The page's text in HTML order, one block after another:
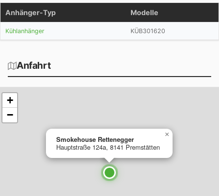
Anhänger-Typ Modelle
Kühlanhänger KÜB301620
Anfahrt
Smokehouse Rettenegger
Hauptstraße 124a, 8141 Premstätten
×
+
−